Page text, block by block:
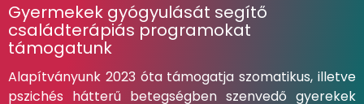
Gyermekek gyógyulását segítő
családterápiás programokat
támogatunk
Alapítványunk 2023 óta támogatja szomatikus, illetve
pszichés hátterű betegségben szenvedő gyerekek